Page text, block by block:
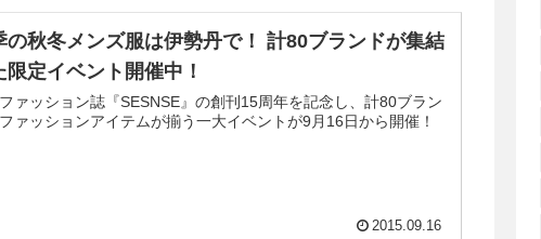
の秋冬メンズ服は伊勢丹で！ 計80ブランドが集結
限定イベント開催中！
ァッション誌『SESNSE』の創刊15周年を記念し、計80ブラン
ァッションアイテムが揃う一大イベントが9月16日から開催！
2015.09.16